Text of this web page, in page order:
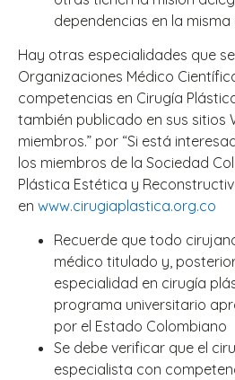
dependencias en la misma
Hay otras especialidades que
Organizaciones Médico
competencias en Cirugía
también publicado en sus sitios
miembros.” por “Si está
los miembros de la Sociedad
Plástica Estética y
en www.cirugiaplastica.org.co
Recuerde que todo
médico titulado y,
especialidad en cirugía
programa universitario
por el Estado Colombiano
Se debe verificar que el
especialista con